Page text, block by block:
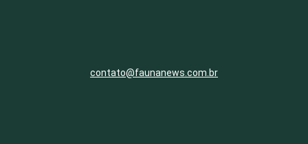
contato@faunanews.com.br